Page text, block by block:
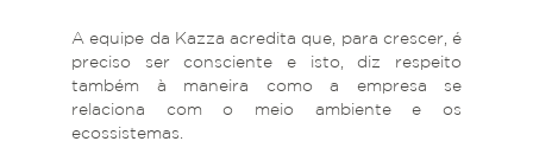
A equipe da Kazza acredita que, para crescer, é
preciso ser consciente e isto, diz respeito
também à maneira como a empresa se
relaciona com o meio ambiente e os
ecossistemas.